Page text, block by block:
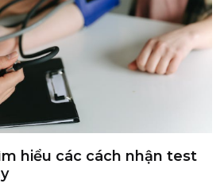
hiểu các cách nhận test